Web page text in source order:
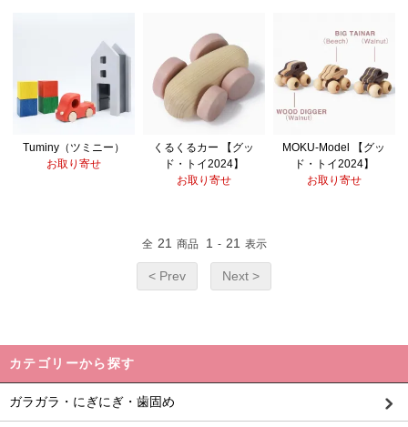
Tuminy（ツミニー）
お取り寄せ
くるくるカー 【グッ
ド・トイ2024】
お取り寄せ
MOKU-Model 【グッ
ド・トイ2024】
お取り寄せ
全 21 商品 1 - 21 表示
< Prev Next >
カテゴリーから探す
ガラガラ・にぎにぎ・歯固め